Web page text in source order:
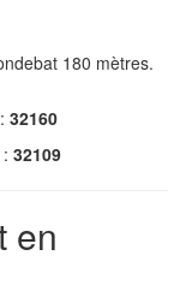
180 mètres.
32160
32109
en